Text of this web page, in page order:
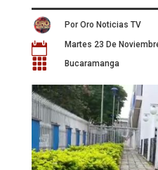
Por Oro Noticias TV
 Martes 23 De
 Bucaramanga